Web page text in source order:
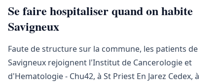
Se faire hospitaliser quand on habite
Savigneux
Faute de structure sur la commune, les patients de
Savigneux rejoignent l'Institut de Cancerologie et
d'Hematologie - Chu42, à St Priest En Jarez Cedex, à